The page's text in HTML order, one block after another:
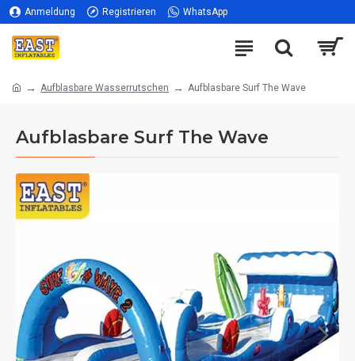
Anmeldung Registrieren WhatsApp
Aufblasbare Wasserrutschen Aufblasbare Surf The Wave
Aufblasbare Surf The Wave